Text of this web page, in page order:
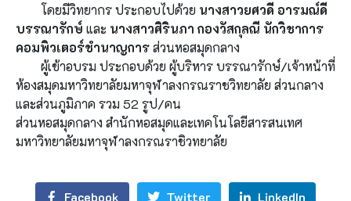
โดยมีวิทยากร ประกอบไปด้วย นางสาวยศวดี อารมณ์ดี
บรรณารักษ์ และ นางสาวศิรินภา กองวัสกุลณี นักวิชาการ
คอมพิวเตอร์ชำนาญการส่วนหอสมุดกลาง
ผู้เข้าอบรม ประกอบด้วย ผู้บริหาร บรรณารักษ์/เจ้าหน้าที่
ห้องสมุดมหาวิทยาลัยมหาจุฬาลงกรณราชวิทยาลัย ส่วนกลาง
และส่วนภูมิภาค รวม 52 รูป/คน
ส่วนหอสมุดกลาง สำนักหอสมุดและเทคโนโลยีสารสนเทศ
มหาวิทยาลัยมหาจุฬาลงกรณราชิวทยาลัย
Facebook Twitter LinkedIn